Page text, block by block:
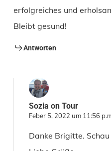
erfolgreiches und
Bleibt gesund!
Antworten
Sozia on Tour
Feber 5, 2022 um 11:56
Danke Brigitte.